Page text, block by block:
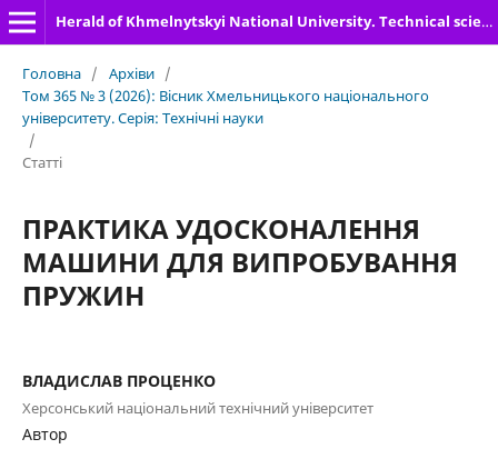
Herald of Khmelnytskyi National University. Technical sciences
Головна / Архіви /
Том 365 № 3 (2026): Вісник Хмельницького національного
університету. Серія: Технічні науки
/
Статті
ПРАКТИКА УДОСКОНАЛЕННЯ
МАШИНИ ДЛЯ ВИПРОБУВАННЯ
ПРУЖИН
ВЛАДИСЛАВ ПРОЦЕНКО
Херсонський національний технічний університет
Автор